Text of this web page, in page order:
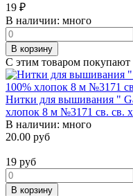
19 ₽
В наличии: много
В корзину
С этим товаром покупают
Нитки для вышивания "
хлопок 8 м №3171 св. св.
В наличии: много
20.00 руб
19 руб
В корзину